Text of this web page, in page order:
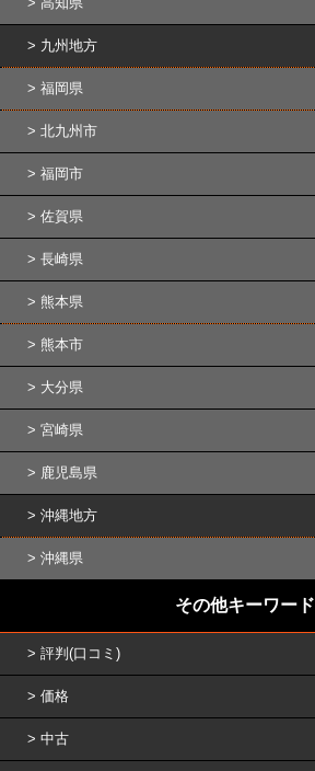
九州地方
福岡県
北九州市
福岡市
佐賀県
長崎県
熊本県
熊本市
大分県
宮崎県
鹿児島県
沖縄地方
沖縄県
その他キーワード
評判(口コミ)
価格
中古